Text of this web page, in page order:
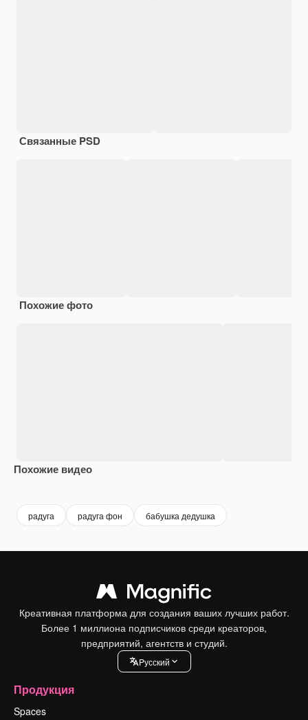
Связанные PSD
Похожие фото
Похожие видео
радуга радуга фон бабушка дедушка
Креативная платформа для создания ваших лучших работ.
Более 1 миллиона подписчиков среди креаторов,
предприятий, агентств и студий.
Pусский
Продукция
Spaces